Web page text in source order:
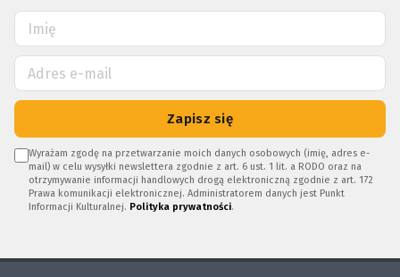
Zapisz się
Wyrażam zgodę na przetwarzanie moich danych osobowych (imię, adres e-
mail) w celu wysyłki newslettera zgodnie z art. 6 ust. 1 lit. a RODO oraz na
otrzymywanie informacji handlowych drogą elektroniczną zgodnie z art. 172
Prawa komunikacji elektronicznej. Administratorem danych jest Punkt
Informacji Kulturalnej. Polityka prywatności.